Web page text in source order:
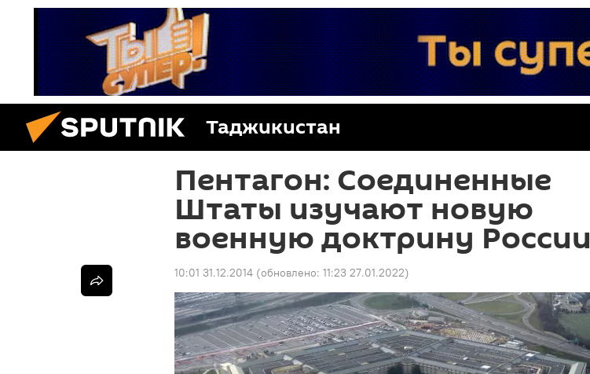
Таджикистан
Пентагон: Соединенные
Штаты изучают новую
военную доктрину России
10:01 31.12.2014 (обновлено: 11:23 27.01.2022)